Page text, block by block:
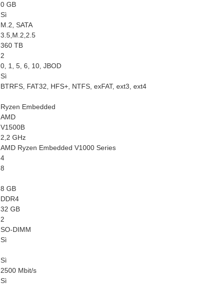
0 GB
Sì
M.2, SATA
3.5,M.2,2.5
360 TB
2
0, 1, 5, 6, 10, JBOD
Sì
BTRFS, FAT32, HFS+, NTFS, exFAT, ext3, ext4
Ryzen Embedded
AMD
V1500B
2,2 GHz
AMD Ryzen Embedded V1000 Series
4
8
8 GB
DDR4
32 GB
2
SO-DIMM
Sì
Sì
2500 Mbit/s
Sì